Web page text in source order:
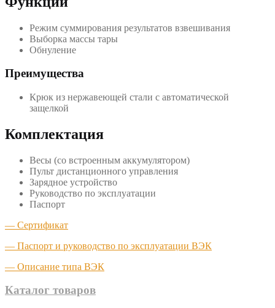
Режим суммирования результатов взвешивания
Выборка массы тары
Обнуление
Преимущества
Крюк из нержавеющей стали с автоматической
защелкой
Комплектация
Весы (со встроенным аккумулятором)
Пульт дистанционного управления
Зарядное устройство
Руководство по эксплуатации
Паспорт
— Сертификат
— Паспорт и руководство по эксплуатации ВЭК
— Описание типа ВЭК
Каталог товаров